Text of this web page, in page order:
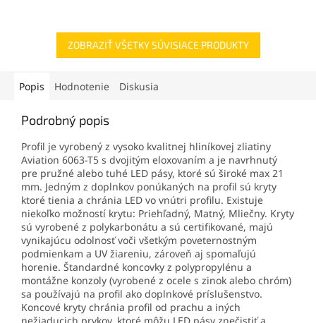
ZOBRAZIŤ VŠETKY SÚVISIACE PRODUKTY
Popis Hodnotenie Diskusia
Podrobný popis
Profil je vyrobený z vysoko kvalitnej hliníkovej zliatiny
Aviation 6063-T5 s dvojitým eloxovaním a je navrhnutý
pre pružné alebo tuhé LED pásy, ktoré sú široké max 21
mm. Jedným z doplnkov ponúkaných na profil sú kryty
ktoré tienia a chránia LED vo vnútri profilu. Existuje
niekoľko možností krytu: Priehľadný, Matný, Mliečny. Kryty
sú vyrobené z polykarbonátu a sú certifikované, majú
vynikajúcu odolnosť voči všetkým poveternostným
podmienkam a UV žiareniu, zároveň aj spomaľujú
horenie. Štandardné koncovky z polypropylénu a
montážne konzoly (vyrobené z ocele s zinok alebo chróm)
sa používajú na profil ako doplnkové príslušenstvo.
Koncové kryty chránia profil od prachu a iných
nežiaducich prvkov, ktoré môžu LED pásy znečistiť a